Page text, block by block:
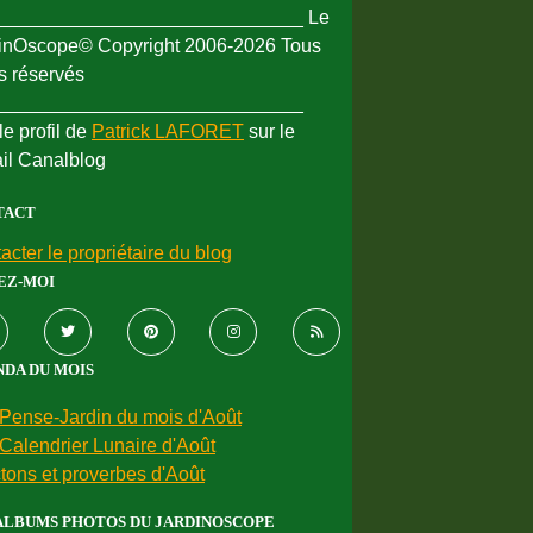
Le
Copyright 2006-2026 Tous
réservés
profil de Patrick LAFORET sur le
Canalblog
le propriétaire du blog
MOI
DU MOIS
Jardin du mois d'Août
Lunaire d'Août
et proverbes d'Août
PHOTOS DU JARDINOSCOPE